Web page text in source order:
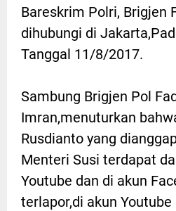
Bareskrim Polri, Brigjen
dihubungi di
Tanggal 11/8/2017.
Sambung Brigjen Pol
Imran,menuturkan
Rusdianto yang
Menteri Susi terdapat
Youtube dan di akun
terlapor,di akun Youtube